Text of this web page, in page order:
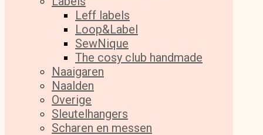
Leff labels
Loop&Label
SewNique
The cosy club handmade
Naaigaren
Naalden
Overige
Sleutelhangers
Scharen en messen